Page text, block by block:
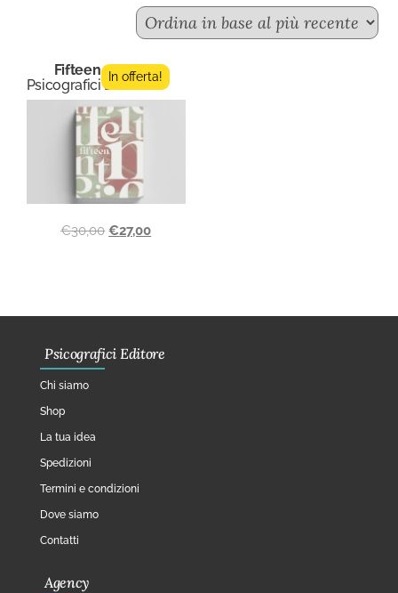
Fifteen n.7
Psicografici Editore
In offerta!
€30,00 €27,00
Psicografici Editore
Chi siamo
Shop
La tua idea
Spedizioni
Termini e condizioni
Dove siamo
Contatti
Agency